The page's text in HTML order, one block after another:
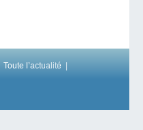
Toute l’actualité